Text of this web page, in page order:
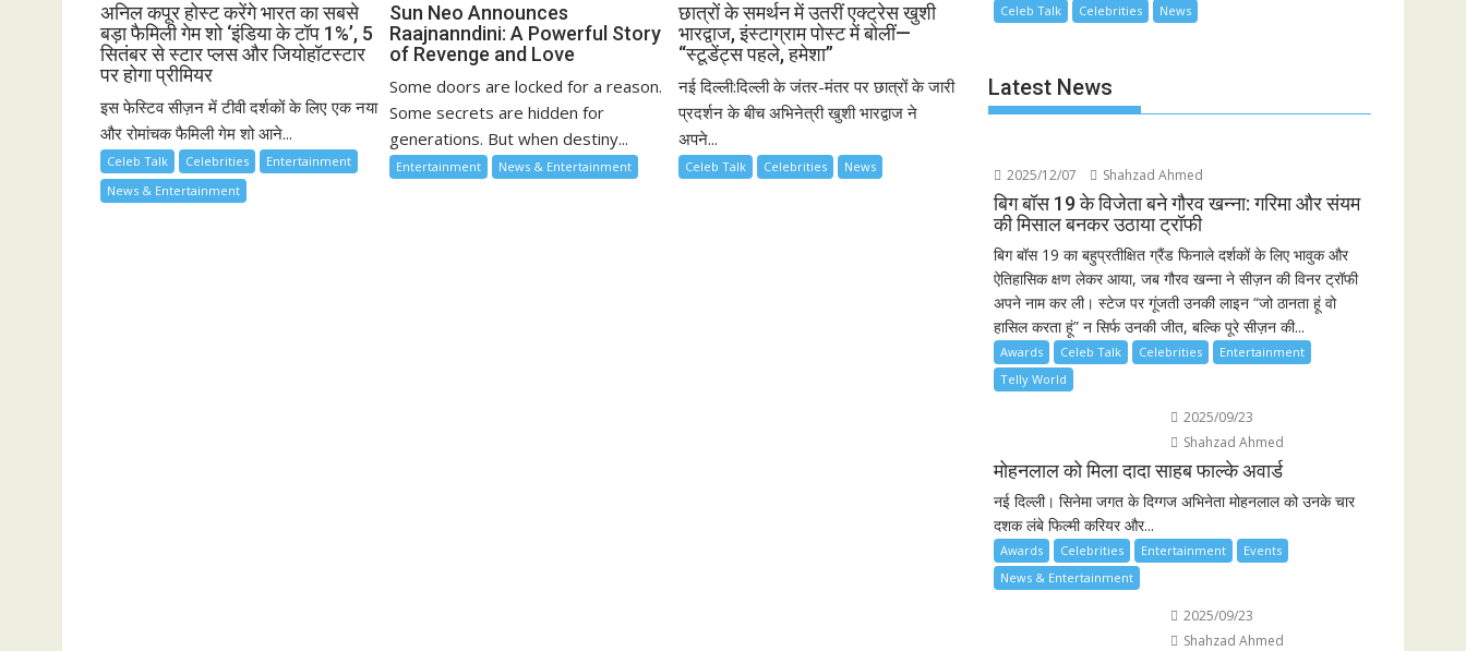
अनिल कपूर होस्ट करेंगे भारत का सबसे
बड़ा फैमिली गेम शो ‘इंडिया के टॉप 1%’, 5
सितंबर से स्टार प्लस और जियोहॉटस्टार
पर होगा प्रीमियर
इस फेस्टिव सीज़न में टीवी दर्शकों के लिए एक नया
और रोमांचक फैमिली गेम शो आने...
Celeb Talk Celebrities
Entertainment
News & Entertainment
Sun Neo Announces
Raajnanndini: A Powerful Story
of Revenge and Love
Some doors are locked for a reason.
Some secrets are hidden for
generations. But when destiny...
Entertainment News & Entertainment
छात्रों के समर्थन में उतरीं एक्ट्रेस खुशी
भारद्वाज, इंस्टाग्राम पोस्ट में बोलीं—
“स्टूडेंट्स पहले, हमेशा”
नई दिल्ली:दिल्ली के जंतर-मंतर पर छात्रों के जारी
प्रदर्शन के बीच अभिनेत्री खुशी भारद्वाज ने
अपने...
Celeb Talk Celebrities News
Celeb Talk Celebrities News
Latest News
2025/12/07 Shahzad Ahmed
बिग बॉस 19 के विजेता बने गौरव खन्ना: गरिमा और संयम
की मिसाल बनकर उठाया ट्रॉफी
बिग बॉस 19 का बहुप्रतीक्षित ग्रैंड फिनाले दर्शकों के लिए भावुक और
ऐतिहासिक क्षण लेकर आया, जब गौरव खन्ना ने सीज़न की विनर ट्रॉफी
अपने नाम कर ली। स्टेज पर गूंजती उनकी लाइन “जो ठानता हूं वो
हासिल करता हूं” न सिर्फ उनकी जीत, बल्कि पूरे सीज़न की...
Awards Celeb Talk Celebrities
Entertainment
Telly World
2025/09/23
Shahzad Ahmed
मोहनलाल को मिला दादा साहब फाल्के अवार्ड
नई दिल्ली। सिनेमा जगत के दिग्गज अभिनेता मोहनलाल को उनके चार
दशक लंबे फिल्मी करियर और...
Awards Celebrities Entertainment
Events
News & Entertainment
2025/09/23
Shahzad Ahmed